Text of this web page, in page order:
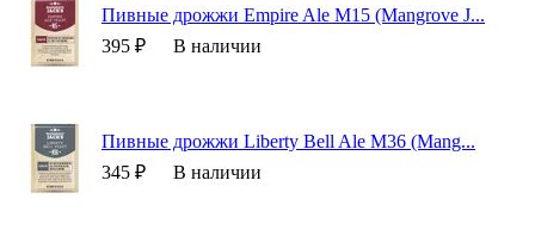
Пивные дрожжи Empire Ale M15 (Mangrove J...
395 ₽
В наличии
Пивные дрожжи Liberty Bell Ale M36 (Mang...
345 ₽
В наличии